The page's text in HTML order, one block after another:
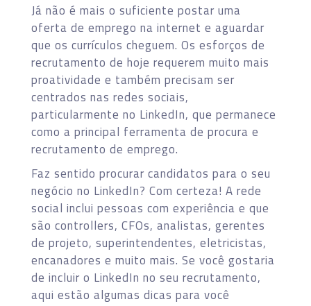
Já não é mais o suficiente postar uma
oferta de emprego na internet e aguardar
que os currículos cheguem. Os esforços de
recrutamento de hoje requerem muito mais
proatividade e também precisam ser
centrados nas redes sociais,
particularmente no LinkedIn, que permanece
como a principal ferramenta de procura e
recrutamento de emprego.
Faz sentido procurar candidatos para o seu
negócio no LinkedIn? Com certeza! A rede
social inclui pessoas com experiência e que
são controllers, CFOs, analistas, gerentes
de projeto, superintendentes, eletricistas,
encanadores e muito mais. Se você gostaria
de incluir o LinkedIn no seu recrutamento,
aqui estão algumas dicas para você